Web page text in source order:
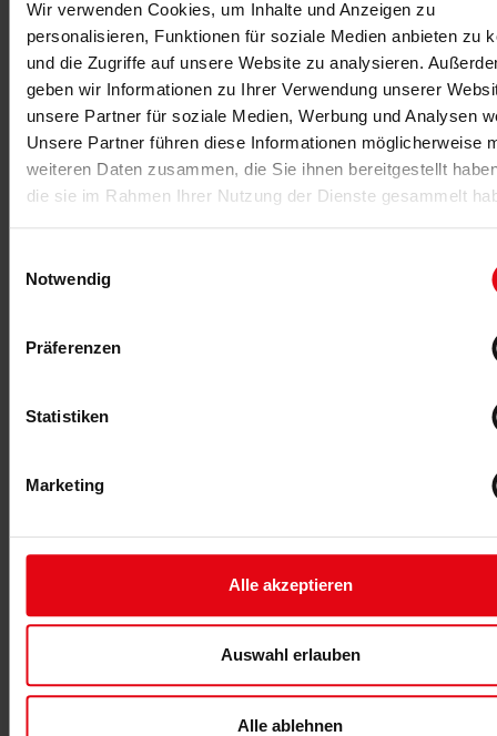
Wir verwenden Cookies, um Inhalte und Anzeigen zu
personalisieren, Funktionen für soziale Medien anbieten zu
und die Zugriffe auf unsere Website zu analysieren.
geben wir Informationen zu Ihrer Verwendung unserer
unsere Partner für soziale Medien, Werbung und Analysen
Unsere Partner führen diese Informationen möglicherweise
weiteren Daten zusammen, die Sie ihnen bereitgestellt
die sie im Rahmen Ihrer Nutzung der Dienste gesammelt
Notwendig
Präferenzen
Statistiken
Marketing
Alle akzeptieren
Auswahl erlauben
Alle ablehnen
Der Deutsche Gesundheitsball im September 2026 in
Offenbach kombiniert Dinnershow, Networking, Award
und Branchenabend.
MEHR >
03.07.2026
TRINITY stellt mit TRINITY OS eine integrierte